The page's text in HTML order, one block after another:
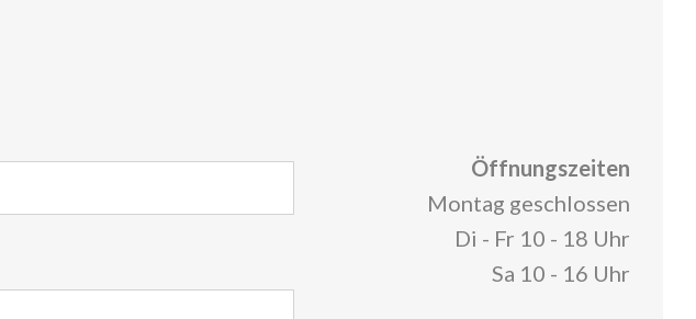
Öffnungszeiten
Montag geschlossen
Di - Fr 10 - 18 Uhr
Sa 10 - 16 Uhr